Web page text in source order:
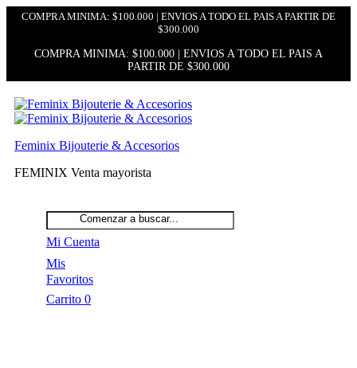
COMPRA MINIMA: $100.000 | ENVIOS A TODO EL PAIS A PARTIR DE
$300.000
COMPRA MINIMA: $100.000 | ENVIOS A TODO EL PAIS A
PARTIR DE $300.000
Feminix Bijouterie & Accesorios
FEMINIX Venta mayorista
Mi Cuenta
Mis
Favoritos
Carrito 0